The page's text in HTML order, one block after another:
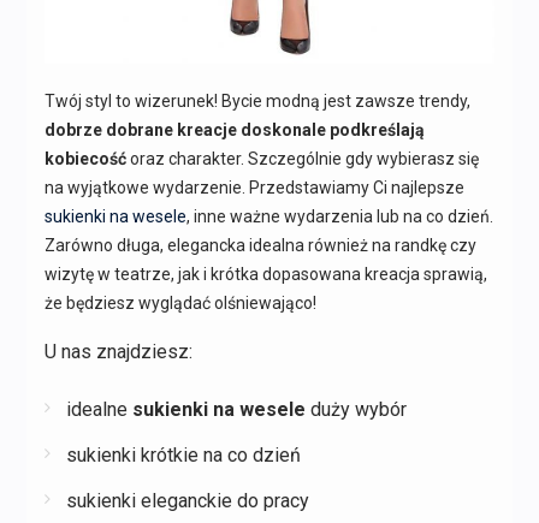
Twój styl to wizerunek! Bycie modną jest zawsze trendy,
dobrze dobrane kreacje doskonale podkreślają
kobiecośćoraz charakter. Szczególnie gdy wybierasz się
na wyjątkowe wydarzenie. Przedstawiamy Ci najlepsze
sukienki na wesele, inne ważne wydarzenia lub na co dzień.
Zarówno długa, elegancka idealna również na randkę czy
wizytę w teatrze, jak i krótka dopasowana kreacja sprawią,
że będziesz wyglądać olśniewająco!
U nas znajdziesz:
idealne sukienki na wesele duży wybór
sukienki krótkie na co dzień
sukienki eleganckie do pracy